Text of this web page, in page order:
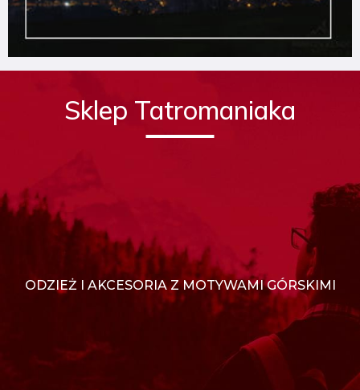
Sklep Tatromaniaka
ODZIEŻ I AKCESORIA Z MOTYWAMI GÓRSKIMI